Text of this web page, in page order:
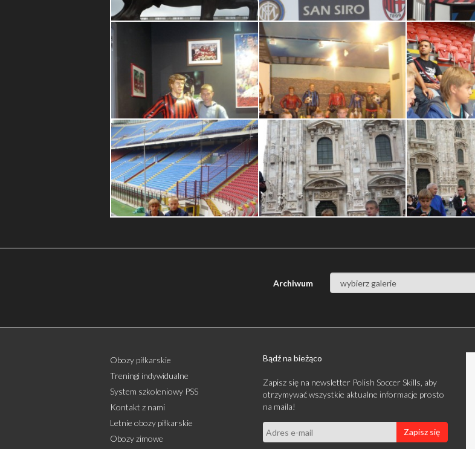
Archiwum
Obozy piłkarskie
Treningi indywidualne
System szkoleniowy PSS
Kontakt z nami
Letnie obozy piłkarskie
Obozy zimowe
Bądź na bieżąco
Zapisz się na newsletter Polish Soccer Skills, aby
otrzymywać wszystkie aktualne informacje prosto
na maila!
Zapisz się